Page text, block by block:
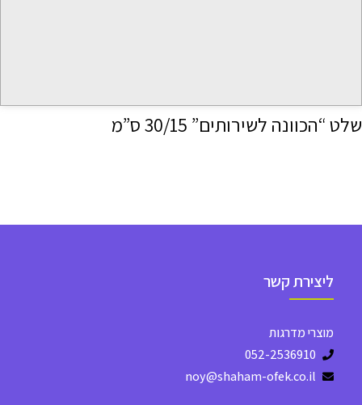
שלט “הכוונה לשירותים” 30/15 ס”מ
ליצירת קשר
מוצרי מדרגות
052-2536910
noy@shaham-ofek.co.il